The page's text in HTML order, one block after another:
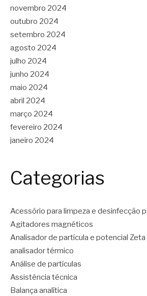
novembro 2024
outubro 2024
setembro 2024
agosto 2024
julho 2024
junho 2024
maio 2024
abril 2024
março 2024
fevereiro 2024
janeiro 2024
Categorias
Acessório para limpeza e desinfecção
Agitadores magnéticos
Analisador de partícula e potencial Zeta
analisador térmico
Análise de partículas
Assistência técnica
Balança analítica